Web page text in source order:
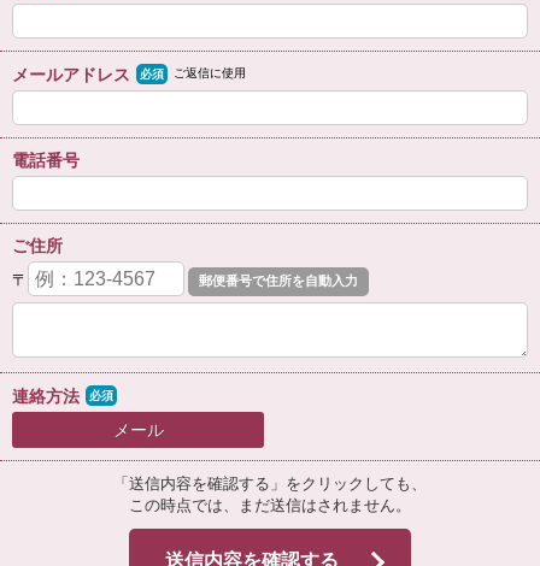
メールアドレス 必須 ご返信に使用
電話番号
ご住所
〒
連絡方法 必須
メール
「送信内容を確認する」をクリックしても、
この時点では、まだ送信はされません。
送信内容を確認する